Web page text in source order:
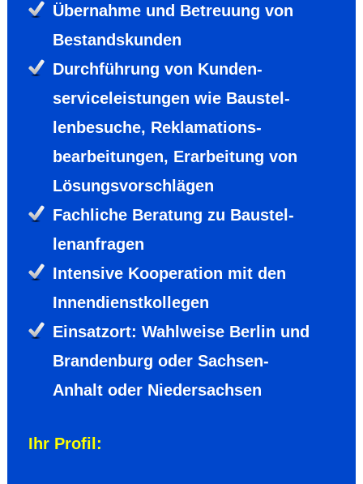
Über­nahme und Betreu­ung von
Bestands­kunden
Durch­füh­rung von Kunden­
service­leis­tungen wie Baustel­
len­besuche, Reklama­tions­
bearbei­tungen, Erarbei­tung von
Lösungs­vor­schlägen
Fachliche Bera­tung zu Baustel­
lenan­fragen
Intensive Koope­ration mit den
Innen­dienst­kollegen
Einsatz­ort: Wahlweise Berlin und
Branden­burg oder Sachsen-
Anhalt oder Nieder­sachsen
Ihr Profil: